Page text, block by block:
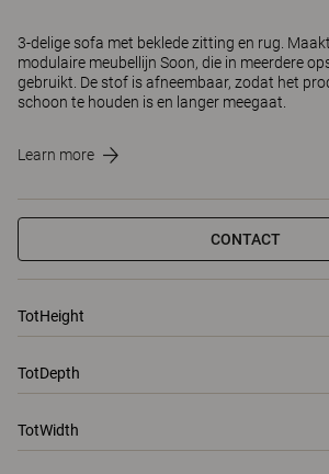
3-delige sofa met beklede zitting en rug.
modulaire meubellijn Soon, die in meerdere
gebruikt. De stof is afneembaar, zodat het
schoon te houden is en langer meegaat.
Learn more
CONTACT
TotHeight
TotDepth
TotWidth